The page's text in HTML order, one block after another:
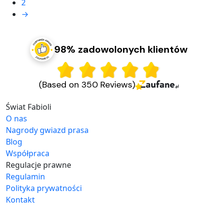
2
→
98% zadowolonych klientów
(Based on 350 Reviews)
Świat Fabioli
O nas
Nagrody gwiazd prasa
Blog
Współpraca
Regulacje prawne
Regulamin
Polityka prywatności
Kontakt